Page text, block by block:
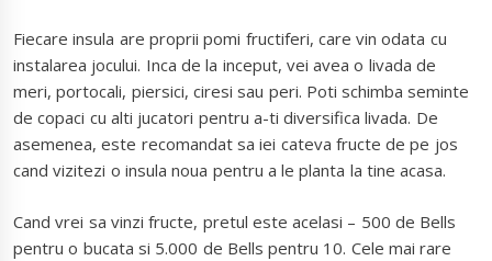
Fiecare insula are proprii pomi fructiferi, care vin odata cu
instalarea jocului. Inca de la inceput, vei avea o livada de
meri, portocali, piersici, ciresi sau peri. Poti schimba seminte
de copaci cu alti jucatori pentru a-ti diversifica livada. De
asemenea, este recomandat sa iei cateva fructe de pe jos
cand vizitezi o insula noua pentru a le planta la tine acasa.
Cand vrei sa vinzi fructe, pretul este acelasi – 500 de Bells
pentru o bucata si 5.000 de Bells pentru 10. Cele mai rare